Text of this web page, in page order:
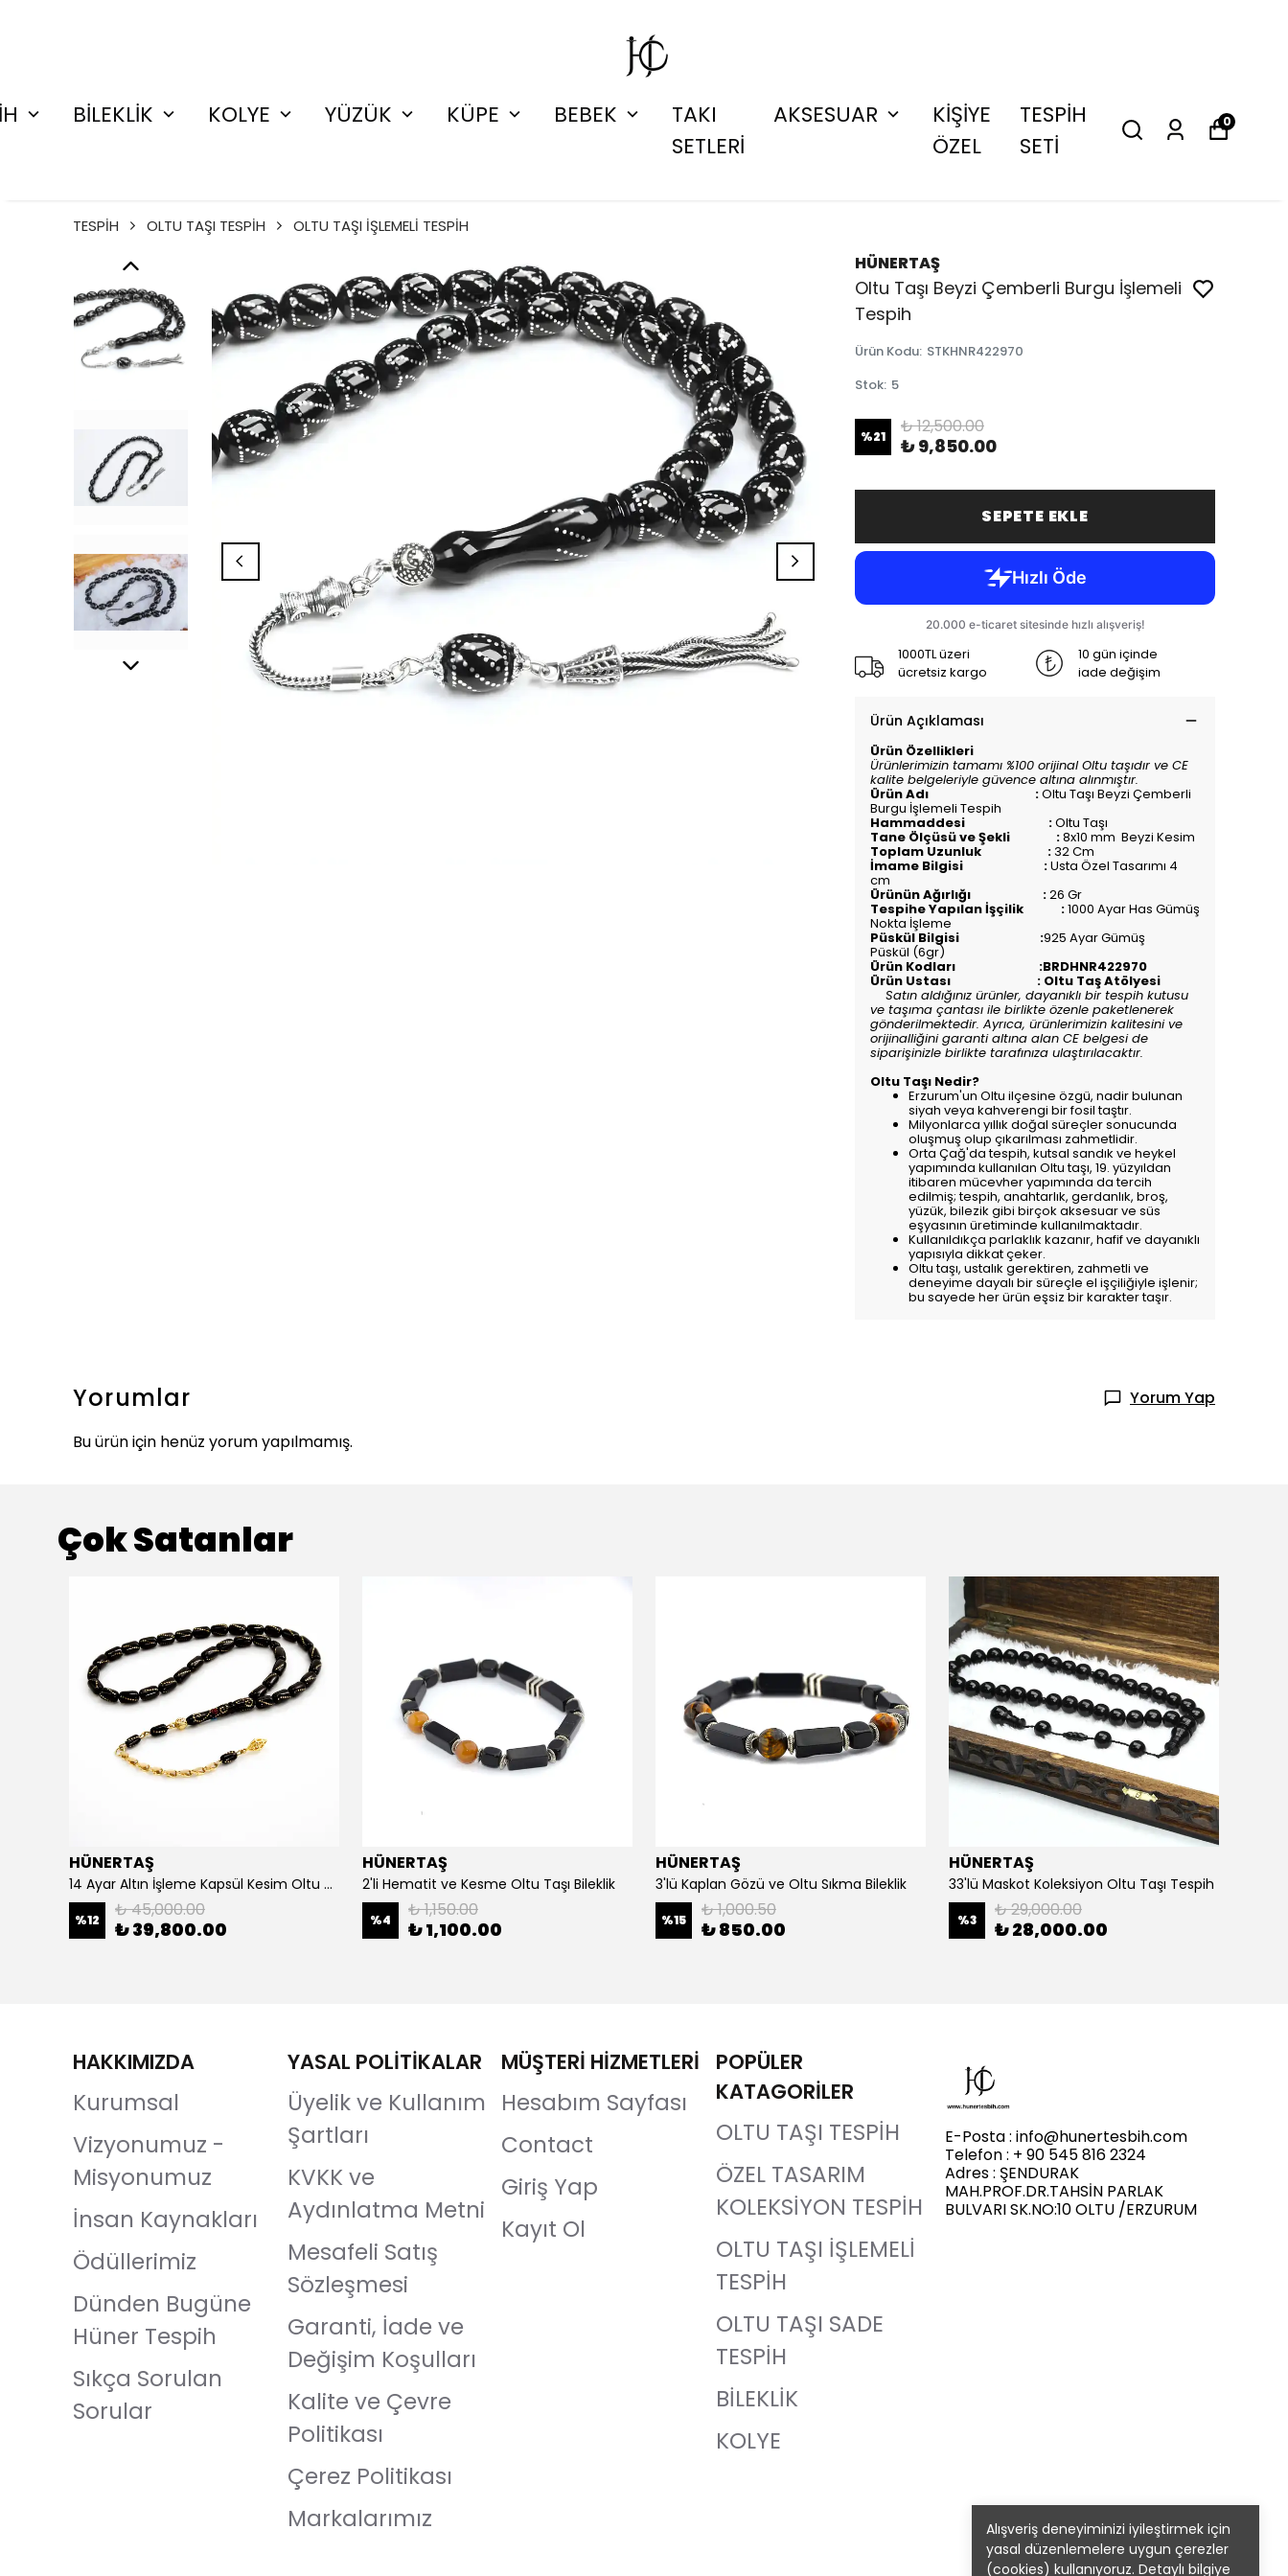
BİLEKLİK KOLYE YÜZÜK KÜPE BEBEK
TAKI
SETLERİ
AKSESUAR
KİŞİYE
ÖZEL
TESPİH
SETİ
0
Alışveriş deneyiminizi iyileştirmek için
yasal düzenlemelere uygun çerezler
(cookies) kullanıyoruz. Detaylı bilgiye
TESPİH OLTU TAŞI TESPİH OLTU TAŞI İŞLEMELİ TESPİH
HÜNERTAŞ
Oltu Taşı Beyzi Çemberli Burgu İşlemeli
Tespih
Ürün Kodu: STKHNR422970
Stok: 5
%21 ₺ 12,500.00
₺ 9,850.00
SEPETE EKLE
1000TL üzeri
ücretsiz kargo
10 gün içinde
iade değişim
Ürün Açıklaması
Ürün Özellikleri
Ürünlerimizin tamamı %100 orijinal Oltu taşıdır ve CE
kalite belgeleriyle güvence altına alınmıştır.
Ürün Adı :Oltu Taşı Beyzi Çemberli
Burgu İşlemeli Tespih
Hammaddesi :Oltu Taşı
Tane Ölçüsü ve Şekli :8x10 mm Beyzi Kesim
Toplam Uzunluk :32 Cm
İmame Bilgisi :Usta Özel Tasarımı 4
cm
Ürünün Ağırlığı :26 Gr
Tespihe Yapılan İşçilik :1000 Ayar Has Gümüş
Nokta İşleme
Püskül Bilgisi :925 Ayar Gümüş
Püskül (6gr)
Ürün Kodları :BRDHNR422970
Ürün Ustası : Oltu Taş Atölyesi
Satın aldığınız ürünler, dayanıklı bir tespih kutusu
ve taşıma çantası ile birlikte özenle paketlenerek
gönderilmektedir. Ayrıca, ürünlerimizin kalitesini ve
orijinalliğini garanti altına alan CE belgesi de
siparişinizle birlikte tarafınıza ulaştırılacaktır.
Oltu Taşı Nedir?
Erzurum'un Oltu ilçesine özgü, nadir bulunan
siyah veya kahverengi bir fosil taştır.
Milyonlarca yıllık doğal süreçler sonucunda
oluşmuş olup çıkarılması zahmetlidir.
Orta Çağ'da tespih, kutsal sandık ve heykel
yapımında kullanılan Oltu taşı, 19. yüzyıldan
itibaren mücevher yapımında da tercih
edilmiş; tespih, anahtarlık, gerdanlık, broş,
yüzük, bilezik gibi birçok aksesuar ve süs
eşyasının üretiminde kullanılmaktadır.
Kullanıldıkça parlaklık kazanır, hafif ve dayanıklı
yapısıyla dikkat çeker.
Oltu taşı, ustalık gerektiren, zahmetli ve
deneyime dayalı bir süreçle el işçiliğiyle işlenir;
bu sayede her ürün eşsiz bir karakter taşır.
Yorumlar
Yorum Yap
Bu ürün için henüz yorum yapılmamış.
Çok Satanlar
HÜNERTAŞ
14 Ayar Altın İşleme Kapsül Kesim Oltu Taşı Tespih
%12 ₺ 45,000.00
₺ 39,800.00
HÜNERTAŞ
2'li Hematit ve Kesme Oltu Taşı Bileklik
%4 ₺ 1,150.00
₺ 1,100.00
HÜNERTAŞ
3'lü Kaplan Gözü ve Oltu Sıkma Bileklik
%15 ₺ 1,000.50
₺ 850.00
HÜNERTAŞ
33'lü Maskot Koleksiyon Oltu Taşı Tespih
%3 ₺ 29,000.00
₺ 28,000.00
HAKKIMIZDA
Kurumsal
Vizyonumuz -
Misyonumuz
İnsan Kaynakları
Ödüllerimiz
Dünden Bugüne
Hüner Tespih
Sıkça Sorulan
Sorular
YASAL POLİTİKALAR
Üyelik ve Kullanım
Şartları
KVKK ve
Aydınlatma Metni
Mesafeli Satış
Sözleşmesi
Garanti, İade ve
Değişim Koşulları
Kalite ve Çevre
Politikası
Çerez Politikası
Markalarımız
MÜŞTERİ HİZMETLERİ
Hesabım Sayfası
Contact
Giriş Yap
Kayıt Ol
POPÜLER
KATAGORİLER
OLTU TAŞI TESPİH
ÖZEL TASARIM
KOLEKSİYON TESPİH
OLTU TAŞI İŞLEMELİ
TESPİH
OLTU TAŞI SADE
TESPİH
BİLEKLİK
KOLYE
E-Posta : info@hunertesbih.com
Telefon : + 90 545 816 2324
Adres : ŞENDURAK
MAH.PROF.DR.TAHSİN PARLAK
BULVARI SK.NO:10 OLTU /ERZURUM